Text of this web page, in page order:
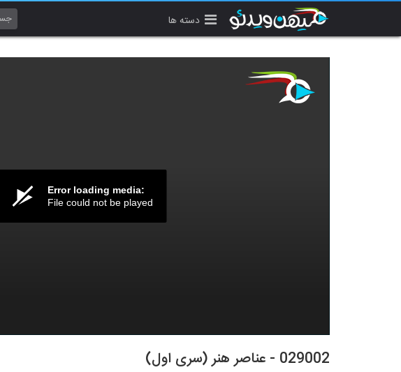
دسته ها
Error loading media:
File could not be played
029002 - عناصر هنر (سری اول)